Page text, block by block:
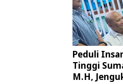
Peduli
Tinggi
M.H,